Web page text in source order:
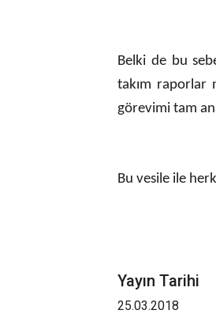
Belki de bu
takım raporlar
görevimi tam
Bu vesile ile
Yayın Tarihi
25.03.2018